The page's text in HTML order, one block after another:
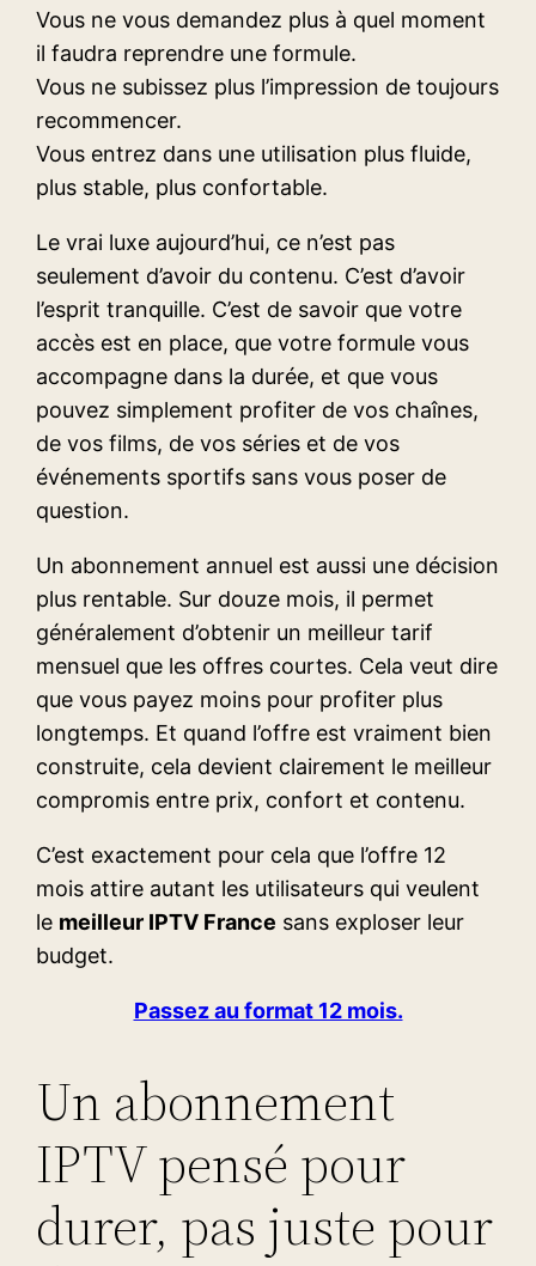
Vous ne vous demandez plus à quel moment
il faudra reprendre une formule.
Vous ne subissez plus l’impression de toujours
recommencer.
Vous entrez dans une utilisation plus fluide,
plus stable, plus confortable.
Le vrai luxe aujourd’hui, ce n’est pas
seulement d’avoir du contenu. C’est d’avoir
l’esprit tranquille. C’est de savoir que votre
accès est en place, que votre formule vous
accompagne dans la durée, et que vous
pouvez simplement profiter de vos chaînes,
de vos films, de vos séries et de vos
événements sportifs sans vous poser de
question.
Un abonnement annuel est aussi une décision
plus rentable. Sur douze mois, il permet
généralement d’obtenir un meilleur tarif
mensuel que les offres courtes. Cela veut dire
que vous payez moins pour profiter plus
longtemps. Et quand l’offre est vraiment bien
construite, cela devient clairement le meilleur
compromis entre prix, confort et contenu.
C’est exactement pour cela que l’offre 12
mois attire autant les utilisateurs qui veulent
le meilleur IPTV France sans exploser leur
budget.
Passez au format 12 mois.
Un abonnement
IPTV pensé pour
durer, pas juste pour